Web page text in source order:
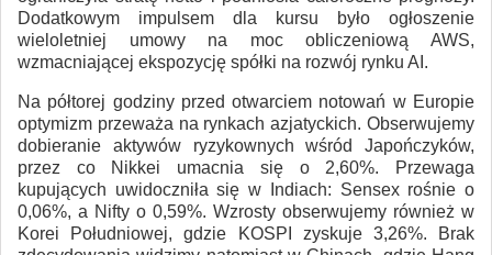
Dodatkowym impulsem dla kursu było ogłoszenie
wieloletniej umowy na moc obliczeniową AWS,
wzmacniającej ekspozycję spółki na rozwój rynku AI.
Na półtorej godziny przed otwarciem notowań w Europie
optymizm przeważa na rynkach azjatyckich. Obserwujemy
dobieranie aktywów ryzykownych wśród Japończyków,
przez co Nikkei umacnia się o 2,60%. Przewaga
kupujących uwidoczniła się w Indiach: Sensex rośnie o
0,06%, a Nifty o 0,59%. Wzrosty obserwujemy również w
Korei Południowej, gdzie KOSPI zyskuje 3,26%. Brak